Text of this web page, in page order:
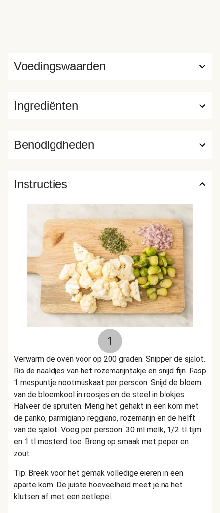
Ingrediënten
Voedingswaarden
Benodigdheden
Instructies
1
Verwarm de oven voor op 200 graden. Snipper de sjalot.
Ris de naaldjes van het rozemarijntakje en snijd fijn. Rasp
1 mespuntje nootmuskaat per persoon. Snijd de bloem
van de bloemkool in roosjes en de steel in blokjes.
Halveer de spruiten. Meng het gehakt in een kom met
de panko, parmigiano reggiano, rozemarijn en de helft
van de sjalot. Voeg per persoon: 30 ml melk, 1/2 tl tijm
en 1 tl mosterd toe. Breng op smaak met peper en
zout.
Tip: Breek voor het gemak volledige eieren in een
aparte kom. De juiste hoeveelheid meet je na het
klutsen af met een eetlepel.